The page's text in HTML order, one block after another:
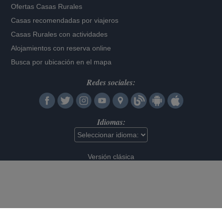
Ofertas Casas Rurales
Casas recomendadas por viajeros
Casas Rurales con actividades
Alojamientos con reserva online
Busca por ubicación en el mapa
Redes sociales:
Idiomas:
Versión clásica